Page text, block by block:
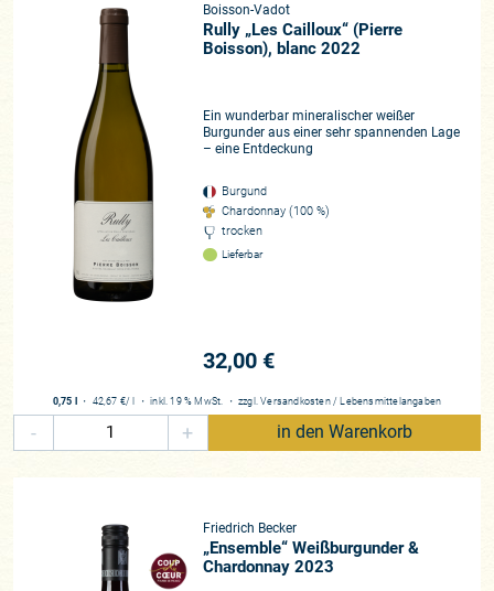
Boisson-Vadot
Rully „Les Cailloux“ (Pierre
Boisson), blanc 2022
Ein wunderbar mineralischer weißer
Burgunder aus einer sehr spannenden Lage
– eine Entdeckung
Burgund
Chardonnay (100 %)
trocken
Lieferbar
32,00 €
0,75 l ・ 42,67 €/ l ・inkl. 19 % MwSt. ・ zzgl.Versandkosten / Lebensmittelangaben
- + in den Warenkorb
Friedrich Becker
„Ensemble“ Weißburgunder &
Chardonnay 2023